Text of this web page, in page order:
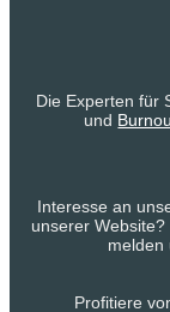
Die Experten für
und
Interesse an
unserer
melden
Profitiere